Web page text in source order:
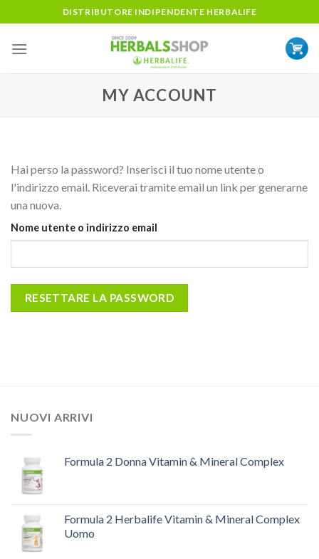
to
content
DISTRIBUTORE INDIPENDENTE HERBALIFE
MY ACCOUNT
Hai perso la password? Inserisci il tuo nome utente o
l'indirizzo email. Riceverai tramite email un link per generarne
una nuova.
Nome utente o indirizzo email
RESETTARE LA PASSWORD
NUOVI ARRIVI
Formula 2 Donna Vitamin & Mineral Complex
Formula 2 Herbalife Vitamin & Mineral Complex
Uomo